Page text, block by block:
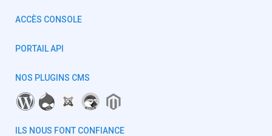
ACCÈS CONSOLE
PORTAIL API
NOS PLUGINS CMS
ILS NOUS FONT CONFIANCE